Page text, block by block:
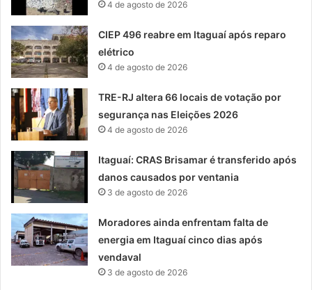
4 de agosto de 2026
CIEP 496 reabre em Itaguaí após reparo
elétrico
4 de agosto de 2026
TRE-RJ altera 66 locais de votação por
segurança nas Eleições 2026
4 de agosto de 2026
Itaguaí: CRAS Brisamar é transferido após
danos causados por ventania
3 de agosto de 2026
Moradores ainda enfrentam falta de
energia em Itaguaí cinco dias após
vendaval
3 de agosto de 2026